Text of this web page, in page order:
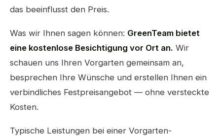
das beeinflusst den Preis.
Was wir Ihnen sagen können: GreenTeam bietet
eine kostenlose Besichtigung vor Ort an. Wir
schauen uns Ihren Vorgarten gemeinsam an,
besprechen Ihre Wünsche und erstellen Ihnen ein
verbindliches Festpreisangebot — ohne versteckte
Kosten.
Typische Leistungen bei einer Vorgarten-